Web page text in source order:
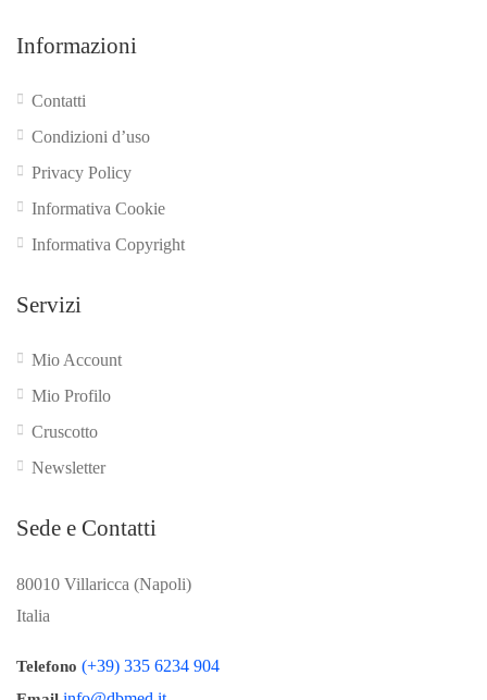
Informazioni
Contatti
Condizioni d’uso
Privacy Policy
Informativa Cookie
Informativa Copyright
Servizi
Mio Account
Mio Profilo
Cruscotto
Newsletter
Sede e Contatti
80010 Villaricca (Napoli)
Italia
Telefono (+39) 335 6234 904